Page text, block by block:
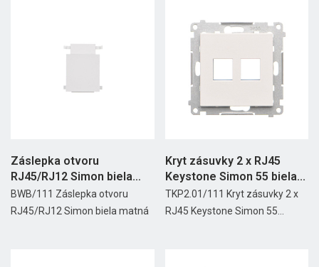
Záslepka otvoru
RJ45/RJ12 Simon biela
matná
BWB/111 Záslepka otvoru
RJ45/RJ12 Simon biela matná
Kryt zásuvky 2 x RJ45
Keystone Simon 55 biela...
TKP2.01/111 Kryt zásuvky 2 x
RJ45 Keystone Simon 55...